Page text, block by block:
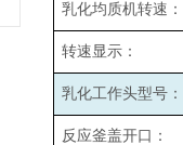
乳化均质机转速：
转速显示：
乳化工作头型号：
反应釜盖开口：